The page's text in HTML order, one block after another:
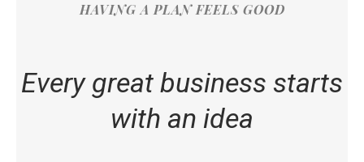
HAVING A PLAN FEELS GOOD
Every great business starts
with an idea